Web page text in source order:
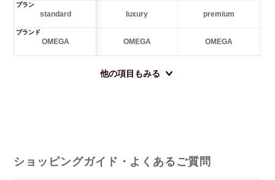
プラン
standard luxury premium
ブランド
OMEGA OMEGA OMEGA
他の項目もみる
ショッピングガイド・よくあるご質問